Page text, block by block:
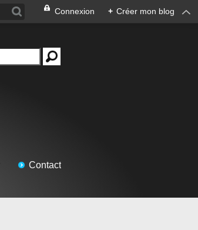
Connexion + Créer mon blog
Contact